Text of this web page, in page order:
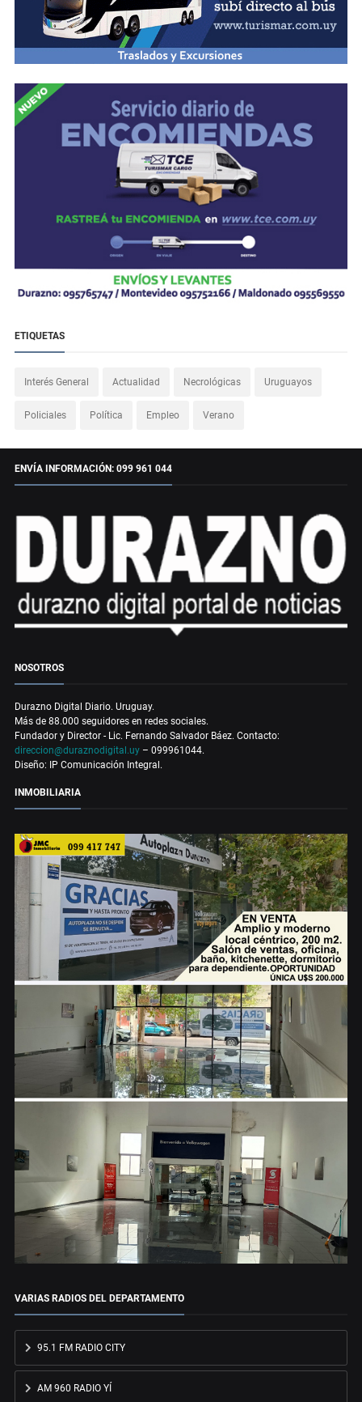
ETIQUETAS
Interés General Actualidad Necrológicas Uruguayos
Policiales Política Empleo Verano
ENVÍA INFORMACIÓN: 099 961 044
NOSOTROS
Durazno Digital Diario. Uruguay.
Más de 88.000 seguidores en redes sociales.
Fundador y Director - Lic. Fernando Salvador Báez. Contacto:
direccion@duraznodigital.uy – 099961044.
Diseño: IP Comunicación Integral.
INMOBILIARIA
VARIAS RADIOS DEL DEPARTAMENTO
95.1 FM RADIO CITY
AM 960 RADIO YÍ